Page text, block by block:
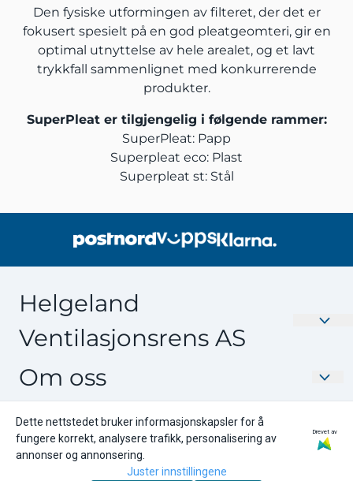
Den fysiske utformingen av filteret, der det er
fokusert spesielt på en god pleatgeomteri, gir en
optimal utnyttelse av hele arealet, og et lavt
trykkfall sammenlignet med konkurrerende
produkter.
SuperPleat er tilgjengelig i følgende rammer:
SuperPleat: Papp
Superpleat eco: Plast
Superpleat st: Stål
Helgeland
Ventilasjonsrens AS
Ventilasjonsfilter av høy kvalitet. Oppgrader
inneklimaet ditt med våre effektive og skreddersydde
filtre. Produsert i Norge av Interfil. Utforsk vårt brede
utvalg; Ventilasjonsfilter til alle boligaggregat slik som
Systemair / Villavent, Flexit, Heru, Enervent med mer. Vi
har også kull- og allergifilter til de fleste anlegg. Vi er
Om oss
Storgata 30
8901 Brønnøysund
Kundeservice
Frakt og retur
Nyhetsbrev
Dette nettstedet bruker informasjonskapsler for å
fungere korrekt, analysere trafikk, personalisering av
annonser og annonsering.
Drevet av
Juster innstillingene